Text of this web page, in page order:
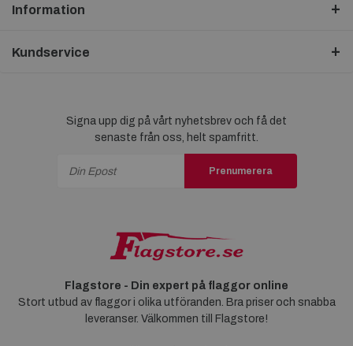
Information
Kundservice
Signa upp dig på vårt nyhetsbrev och få det
senaste från oss, helt spamfritt.
Prenumerera
Flagstore - Din expert på flaggor online
Stort utbud av flaggor i olika utföranden. Bra priser och snabba
leveranser. Välkommen till Flagstore!